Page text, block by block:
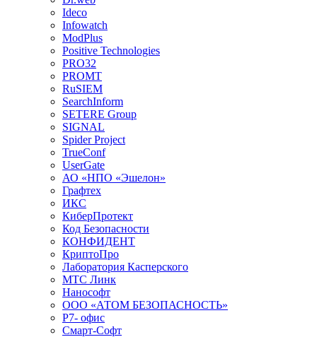
Ideco
Infowatch
ModPlus
Positive Technologies
PRO32
PROMT
RuSIEM
SearchInform
SETERE Group
SIGNAL
Spider Project
TrueConf
UserGate
АО «НПО «Эшелон»
Графтех
ИКС
КиберПротект
Код Безопасности
КОНФИДЕНТ
КриптоПро
Лаборатория Касперского
МТС Линк
Нанософт
ООО «АТОМ БЕЗОПАСНОСТЬ»
Р7- офис
Смарт-Софт